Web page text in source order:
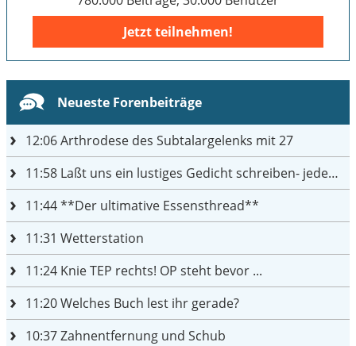
Jetzt teilnehmen!
Neueste Forenbeiträge
12:06Arthrodese des Subtalargelenks mit 27
11:58 Laßt uns ein lustiges Gedicht schreiben- jeder einen Satz
11:44**Der ultimative Essensthread**
11:31 Wetterstation
11:24 Knie TEP rechts! OP steht bevor ...
11:20Welches Buch lest ihr gerade?
10:37Zahnentfernung und Schub